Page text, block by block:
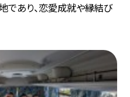
であり、恋愛成就や縁結び